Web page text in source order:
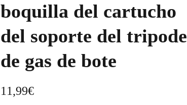
boquilla del cartucho
del soporte del tripode
de gas de bote
11,99€